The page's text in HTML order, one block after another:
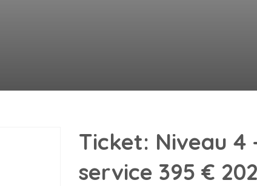
Ticket: Niveau 4
service 395 €